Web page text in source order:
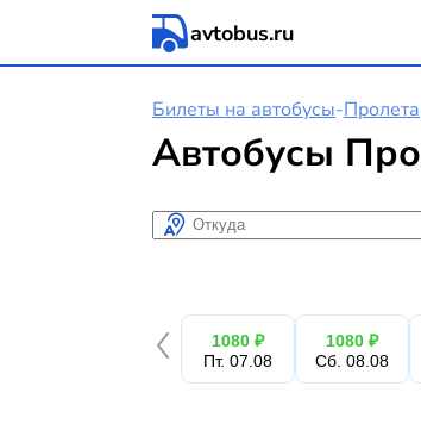
avtobus.ru
Билеты на автобусы-
Автобусы
Откуда
1080 ₽
Пт. 07.08
1080 ₽
Сб. 08.08